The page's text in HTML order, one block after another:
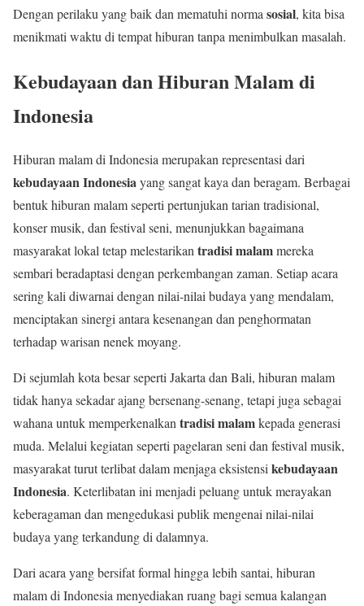
Dengan perilaku yang baik dan mematuhi norma sosial, kita bisa
menikmati waktu di tempat hiburan tanpa menimbulkan masalah.
Kebudayaan dan Hiburan Malam di
Indonesia
Hiburan malam di Indonesia merupakan representasi dari
kebudayaan Indonesiayang sangat kaya dan beragam. Berbagai
bentuk hiburan malam seperti pertunjukan tarian tradisional,
konser musik, dan festival seni, menunjukkan bagaimana
masyarakat lokal tetap melestarikantradisi malammereka
sembari beradaptasi dengan perkembangan zaman. Setiap acara
sering kali diwarnai dengan nilai-nilai budaya yang mendalam,
menciptakan sinergi antara kesenangan dan penghormatan
terhadap warisan nenek moyang.
Di sejumlah kota besar seperti Jakarta dan Bali, hiburan malam
tidak hanya sekadar ajang bersenang-senang, tetapi juga sebagai
wahana untuk memperkenalkantradisi malamkepada generasi
muda. Melalui kegiatan seperti pagelaran seni dan festival musik,
masyarakat turut terlibat dalam menjaga eksistensikebudayaan
Indonesia. Keterlibatan ini menjadi peluang untuk merayakan
keberagaman dan mengedukasi publik mengenai nilai-nilai
budaya yang terkandung di dalamnya.
Dari acara yang bersifat formal hingga lebih santai, hiburan
malam di Indonesia menyediakan ruang bagi semua kalangan